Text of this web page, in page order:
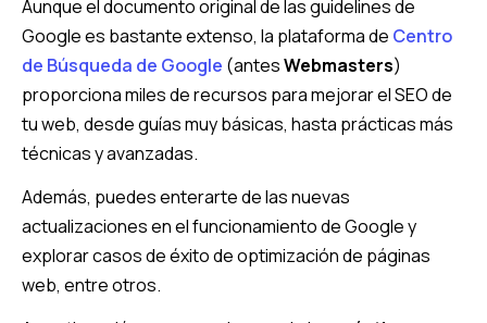
Aunque el documento original de las guidelines de
Google es bastante extenso, la plataforma de Centro
de Búsqueda de Google (antesWebmasters)
proporciona miles de recursos para mejorar el SEO de
tu web, desde guías muy básicas, hasta prácticas más
técnicas y avanzadas.
Además, puedes enterarte de las nuevas
actualizaciones en el funcionamiento de Google y
explorar casos de éxito de optimización de páginas
web, entre otros.